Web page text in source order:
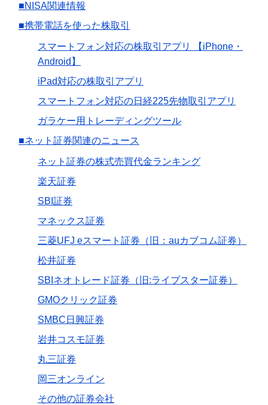
■NISA関連情報
■携帯電話を使った株取引
スマートフォン対応の株取引アプリ 【iPhone・
Android】
iPad対応の株取引アプリ
スマートフォン対応の日経225先物取引アプリ
ガラケー用トレーディングツール
■ネット証券関連のニュース
ネット証券の株式売買代金ランキング
楽天証券
SBI証券
マネックス証券
三菱UFJ eスマート証券（旧：auカブコム証券）
松井証券
SBIネオトレード証券（旧:ライブスター証券）
GMOクリック証券
SMBC日興証券
岩井コスモ証券
丸三証券
岡三オンライン
その他の証券会社